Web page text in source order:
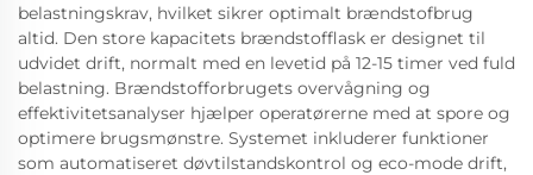
belastningskrav, hvilket sikrer optimalt brændstofbrug
altid. Den store kapacitets brændstofflask er designet til
udvidet drift, normalt med en levetid på 12-15 timer ved fuld
belastning. Brændstofforbrugets overvågning og
effektivitetsanalyser hjælper operatørerne med at spore og
optimere brugsmønstre. Systemet inkluderer funktioner
som automatiseret døvtilstandskontrol og eco-mode drift,